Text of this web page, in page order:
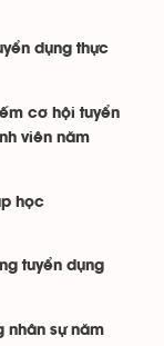
dụng thực
cơ hội tuyển
viên năm
học
tuyển dụng
nhân sự năm